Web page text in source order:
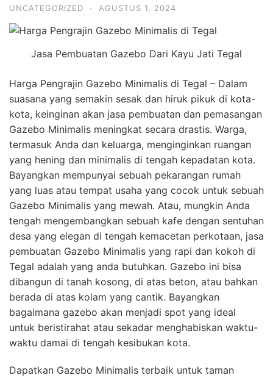
UNCATEGORIZED · AGUSTUS 1, 2024
Jasa Pembuatan Gazebo Dari Kayu Jati Tegal
Harga Pengrajin Gazebo Minimalis di Tegal – Dalam
suasana yang semakin sesak dan hiruk pikuk di kota-
kota, keinginan akan jasa pembuatan dan pemasangan
Gazebo Minimalis meningkat secara drastis. Warga,
termasuk Anda dan keluarga, menginginkan ruangan
yang hening dan minimalis di tengah kepadatan kota.
Bayangkan mempunyai sebuah pekarangan rumah
yang luas atau tempat usaha yang cocok untuk sebuah
Gazebo Minimalis yang mewah. Atau, mungkin Anda
tengah mengembangkan sebuah kafe dengan sentuhan
desa yang elegan di tengah kemacetan perkotaan, jasa
pembuatan Gazebo Minimalis yang rapi dan kokoh di
Tegal adalah yang anda butuhkan. Gazebo ini bisa
dibangun di tanah kosong, di atas beton, atau bahkan
berada di atas kolam yang cantik. Bayangkan
bagaimana gazebo akan menjadi spot yang ideal
untuk beristirahat atau sekadar menghabiskan waktu-
waktu damai di tengah kesibukan kota.
Dapatkan Gazebo Minimalis terbaik untuk taman